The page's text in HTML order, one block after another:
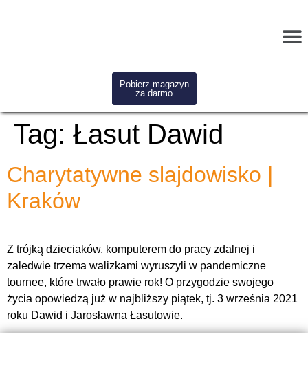
Pobierz magazyn
za darmo
Tag: Łasut Dawid
Charytatywne slajdowisko |
Kraków
Z trójką dzieciaków, komputerem do pracy zdalnej i
zaledwie trzema walizkami wyruszyli w pandemiczne
tournee, które trwało prawie rok! O przygodzie swojego
życia opowiedzą już w najbliższy piątek, tj. 3 września 2021
roku Dawid i Jarosławna Łasutowie.